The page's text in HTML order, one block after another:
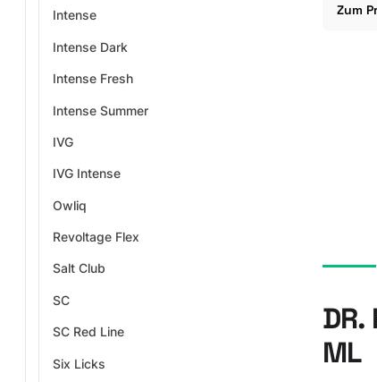
Intense
Intense Dark
Intense Fresh
Intense Summer
IVG
IVG Intense
Owliq
Revoltage Flex
Salt Club
SC
SC Red Line
Six Licks
Zum
DR.
ML